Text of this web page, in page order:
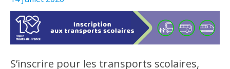
S’inscrire pour les transports scolaires,